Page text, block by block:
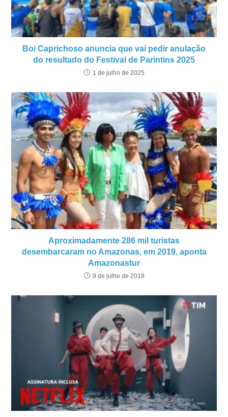
Boi Caprichoso anuncia que vai pedir anulação
do resultado do Festival de Parintins 2025
1 de julho de 2025
Aproximadamente 286 mil turistas
desembarcaram no Amazonas, em 2019, aponta
Amazonastur
9 de julho de 2019